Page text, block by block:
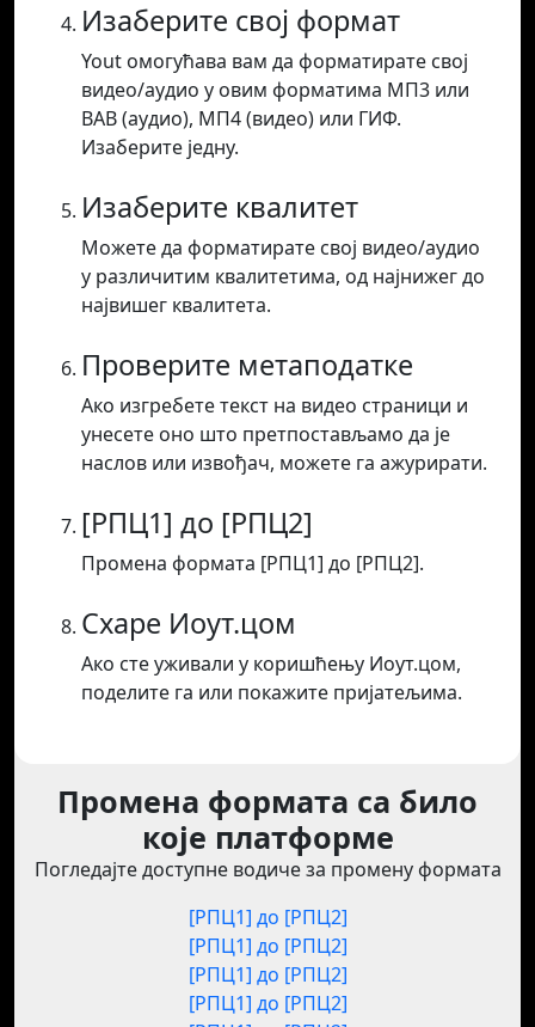
Изаберите свој формат
Yout омогућава вам да форматирате свој
видео/аудио у овим форматима МП3 или
ВАВ (аудио), МП4 (видео) или ГИФ.
Изаберите једну.
Изаберите квалитет
Можете да форматирате свој видео/аудио
у различитим квалитетима, од најнижег до
највишег квалитета.
Проверите метаподатке
Ако изгребете текст на видео страници и
унесете оно што претпостављамо да је
наслов или извођач, можете га ажурирати.
[РПЦ1] до [РПЦ2]
Промена формата [РПЦ1] до [РПЦ2].
Схаре Иоут.цом
Ако сте уживали у коришћењу Иоут.цом,
поделите га или покажите пријатељима.
Промена формата са било
које платформе
Погледајте доступне водиче за промену формата
[РПЦ1] до [РПЦ2]
[РПЦ1] до [РПЦ2]
[РПЦ1] до [РПЦ2]
[РПЦ1] до [РПЦ2]